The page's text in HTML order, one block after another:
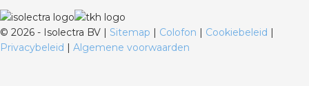
© 2026 - Isolectra BV | Sitemap | Colofon | Cookiebeleid |
Privacybeleid | Algemene voorwaarden